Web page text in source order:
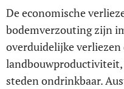
De economische
bodemverzouting zijn
overduidelijke
steden ondrinkbaar.